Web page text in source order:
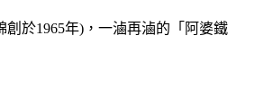
於1965年)，一滷再滷的「阿婆鐵